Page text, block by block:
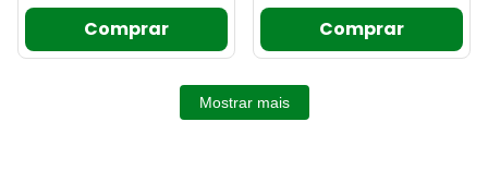
Comprar Comprar
Mostrar mais